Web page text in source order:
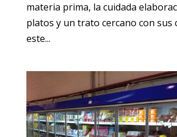
materia prima, la cuidada
platos y un trato cercano con sus
este...